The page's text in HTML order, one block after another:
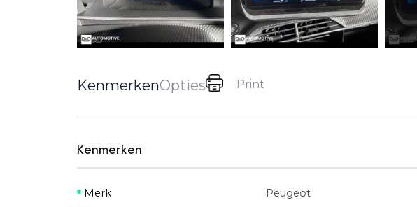
KenmerkenOpties Print
Kenmerken
Merk Peugeot